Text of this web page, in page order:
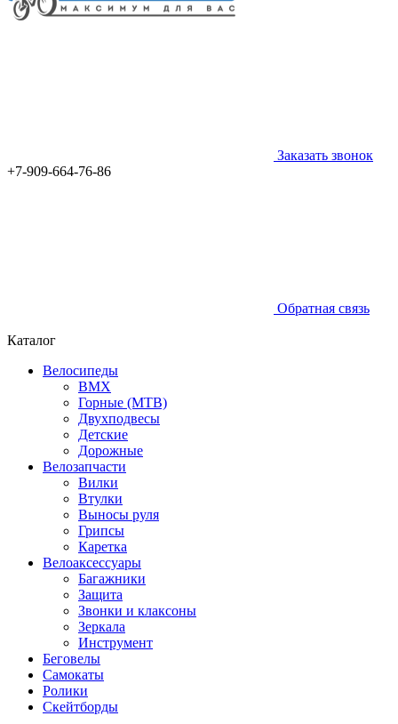
Заказать звонок
+7-909-664-76-86
Обратная связь
Каталог
Велосипеды
BMX
Горные (MTB)
Двухподвесы
Детские
Дорожные
Велозапчасти
Вилки
Втулки
Выносы руля
Грипсы
Каретка
Велоаксессуары
Багажники
Защита
Звонки и клаксоны
Зеркала
Инструмент
Беговелы
Самокаты
Ролики
Скейтборды